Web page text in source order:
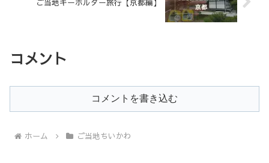
コメント
コメントを書き込む
ホーム ご当地ちいかわ